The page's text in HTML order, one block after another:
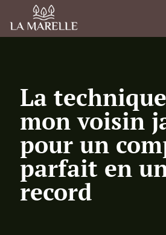
La
mon voisin
pour un
parfait en
record